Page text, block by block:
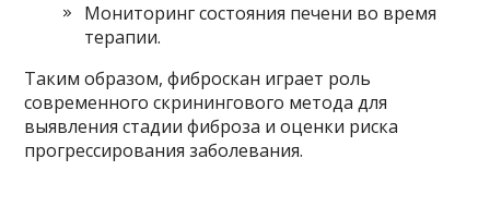
Мониторинг состояния печени во время
терапии.
Таким образом, фиброскан играет роль
современного скринингового метода для
выявления стадии фиброза и оценки риска
прогрессирования заболевания.